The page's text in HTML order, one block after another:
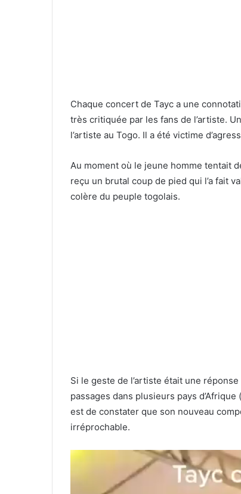
Chaque concert de Tayc a une
très critiquée par les fans de l’artiste.
l’artiste au Togo. Il a été victime
Au moment où le jeune homme tentait
reçu un brutal coup de pied qui l’a fait
colère du peuple togolais.
Si le geste de l’artiste était une
passages dans plusieurs pays
est de constater que son nouveau
irréprochable.